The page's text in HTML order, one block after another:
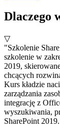
Dlaczego
▽
"Szkolenie
szkolenie w
2019,
chcących
Kurs kładzie
zarządzania
integrację z
wyszukiwania,
SharePoint 2019.